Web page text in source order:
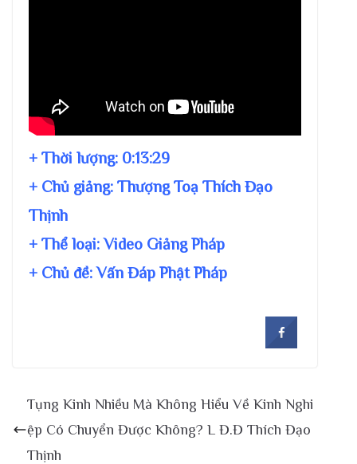
+ Thời lượng: 0:13:29
+ Chủ giảng: Thượng Toạ Thích Đạo
Thịnh
+ Thể loại: Video Giảng Pháp
+ Chủ đề:Vấn Đáp Phật Pháp
Tụng Kinh Nhiều Mà Không Hiểu Về Kinh Nghi
ệp Có Chuyển Được Không? L Đ.Đ Thích Đạo
Thịnh